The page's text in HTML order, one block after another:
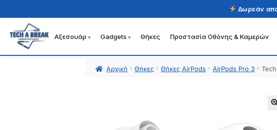
Δωρεάν
Απευθείας
μετάβαση
Μετάβαση
σε
Αξεσουάρ Gadgets Θήκες Προστασία Οθόνης & Καμερών
Αρχική Θήκες Θήκες AirPods AirPods Pro 3